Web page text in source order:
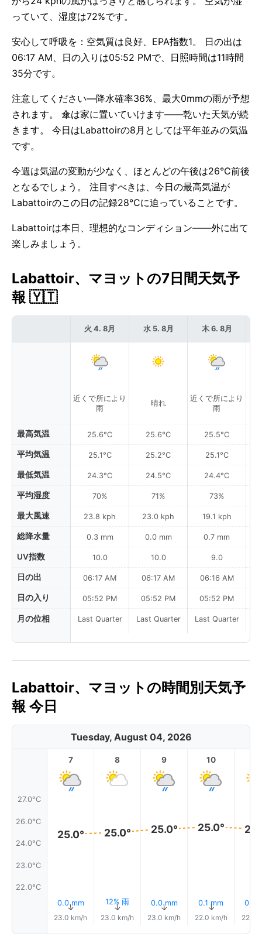
っていて、湿度は72%です。
安心して呼吸を：空気質は良好、EPA指数1。 日の出は
06:17 AM、日の入りは05:52 PMで、日照時間は11時間
35分です。
注意してください—降水確率36%、最大0mmの雨が予想
されます。 傘は家に置いていけます——乾いた天気が続
きます。 今日はLabattoirの8月としては平年並みの気温
です。
今週は気温の変動が少なく、ほとんどの午後は26°C前後
となるでしょう。 注目すべきは、今日の最高気温が
Labattoirのこの日の記録28°Cに迫っていることです。
Labattoirは本日、理想的なコンディション——外に出て
楽しみましょう。
Labattoir、マヨットの7日間天気予
報 🇾🇹
最高気温
平均気温
最低気温
平均湿度
最大風速
総降水量
UV指数
日の出
日の入り
月の位相
火 4. 8月
近くで所により
雨
25.6°C
25.1°C
24.3°C
70%
23.8 kph
0.3 mm
10.0
06:17 AM
05:52 PM
Last Quarter
水 5. 8月
晴れ
25.6°C
25.2°C
24.5°C
71%
23.0 kph
0.0 mm
10.0
06:17 AM
05:52 PM
Last Quarter
木 6. 8月
近くで所により
雨
25.5°C
25.1°C
24.4°C
73%
19.1 kph
0.7 mm
9.0
06:16 AM
05:52 PM
Last Quarter
Labattoir、マヨットの時間別天気予
報 今日
Tuesday, August 04, 2026
27.0°C
26.0°C
24.0°C
23.0°C
22.0°C
7
25.0°
0.0 mm
↑
23.0 km/h
8
25.0°
12% 雨
↑
23.0 km/h
9
25.0°
0.0 mm
↑
23.0 km/h
10
25.0°
0.1 mm
↑
22.0 km/h
0.0
22.0